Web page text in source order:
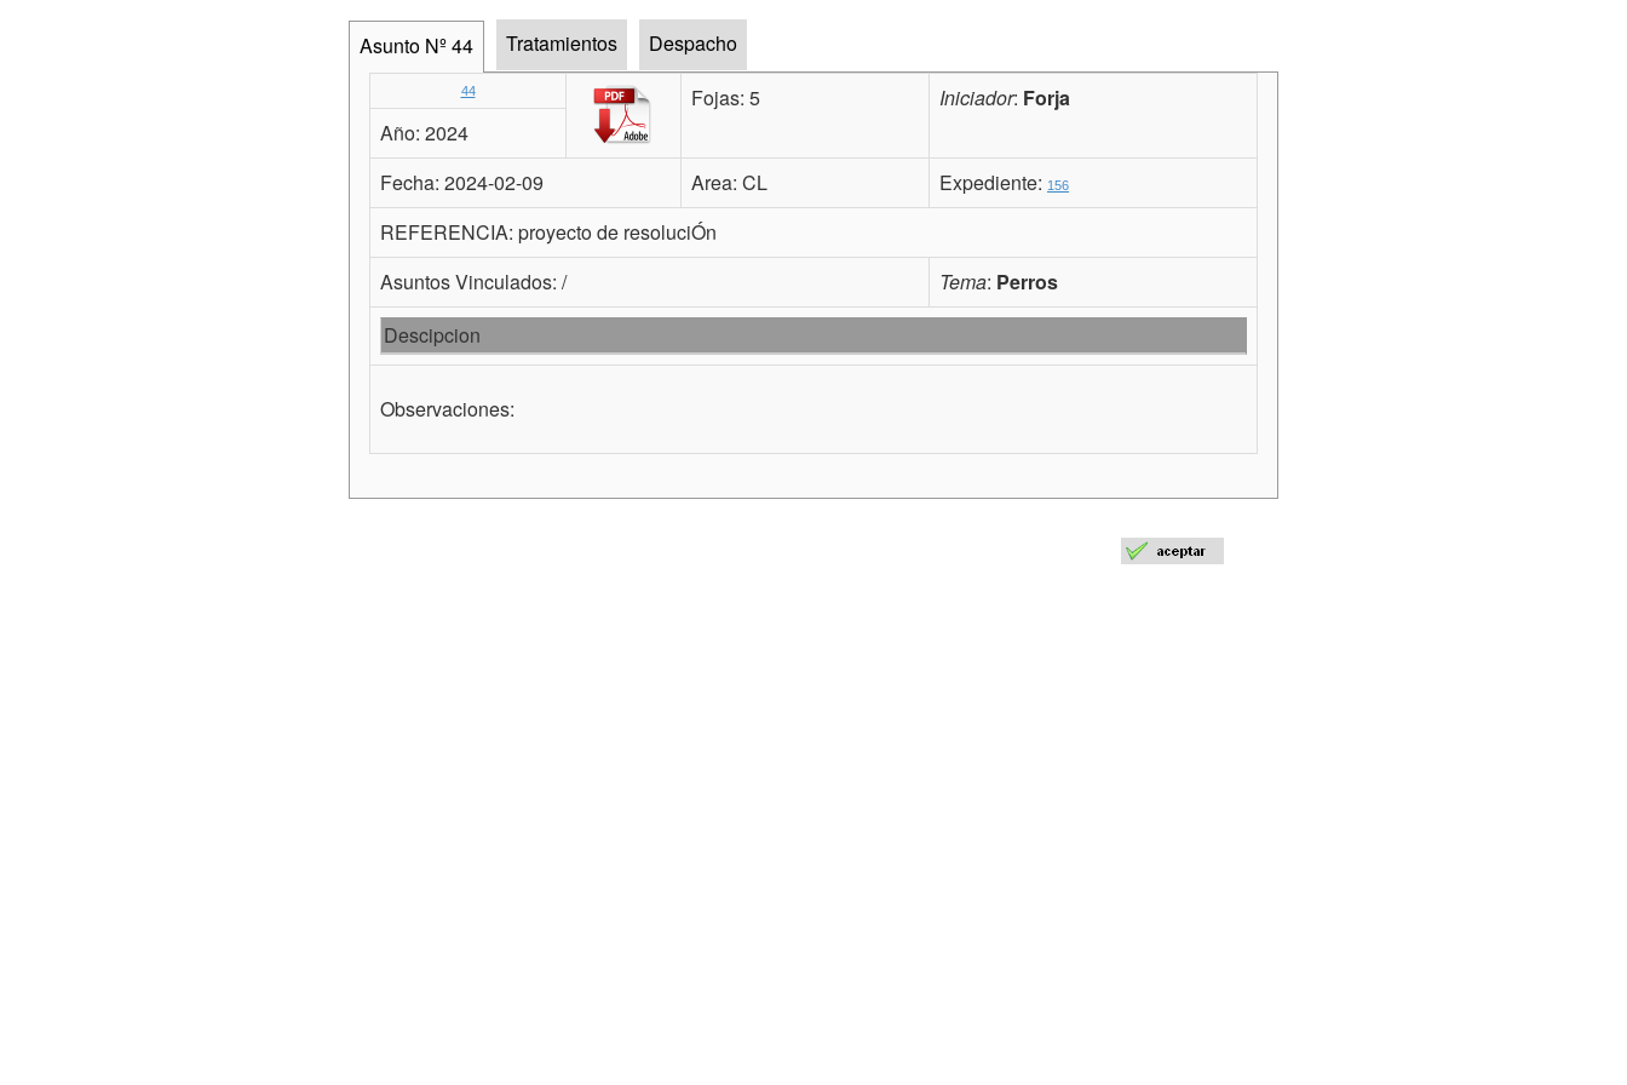
Asunto Nº 44 Tratamientos Despacho
44 Fojas: 5 Iniciador: Forja
Año: 2024
Fecha: 2024-02-09
Area: CL Expediente: 156
REFERENCIA: proyecto de resoluciÓn
Asuntos Vinculados: / Tema: Perros
Descipcion
Observaciones: